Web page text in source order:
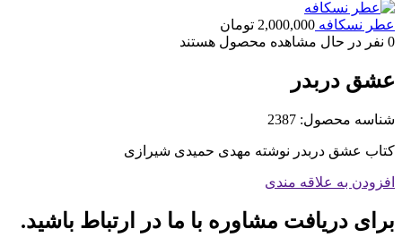
عطر نسکافه 2,000,000 تومان
0 نفر در حال مشاهده محصول هستند
عشق دربدر
شناسه محصول: 2387
کتاب عشق دربدر نوشته مهدی حمیدی شیرازی
افزودن به علاقه مندی
برای دریافت مشاوره با ما در ارتباط باشید.